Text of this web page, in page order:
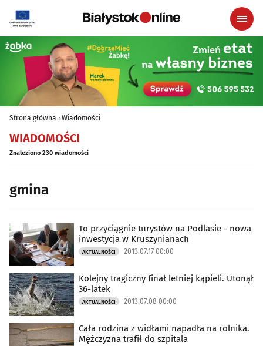
Strona główna Wiadomości
WIADOMOŚCI
Znaleziono 230 wiadomości
gmina
To przyciągnie turystów na Podlasie - nowa
inwestycja w Kruszynianach
AKTUALNOŚCI 2013.07.17 00:00
Kolejny tragiczny finał letniej kąpieli. Utonął
36-latek
AKTUALNOŚCI 2013.07.08 00:00
Cała rodzina z widłami napadła na rolnika.
Mężczyzna trafił do szpitala